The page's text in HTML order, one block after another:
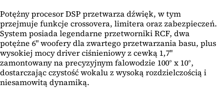
Potężny procesor DSP przetwarza dźwięk, w tym
przejmuje funkcje crossovera, limitera oraz zabezpieczeń.
System posiada legendarne przetworniki RCF, dwa
potężne 6" woofery dla zwartego przetwarzania basu, plus
wysokiej mocy driver ciśnieniowy z cewką 1,7"
zamontowany na precyzyjnym falowodzie 100° x 10°,
dostarczając czystość wokalu z wysoką rozdzielczością i
niesamowitą dynamiką.